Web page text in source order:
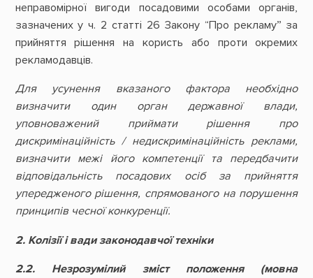
неправомірної вигоди посадовими особами органів,
зазначених у ч. 2 статті 26 Закону “Про рекламу” за
прийняття рішення на користь або проти окремих
рекламодавців.
Для усунення вказаного фактора необхідно
визначити один орган державної влади,
уповноважений приймати рішення про
дискримінаційність / недискримінаційність реклами,
визначити межі його компетенції та передбачити
відповідальність посадових осіб за прийняття
упередженого рішення, спрямованого на порушення
принципів чесної конкуренції.
2. Колізії і вади законодавчої техніки
2.2. Незрозумілий зміст положення (мовна